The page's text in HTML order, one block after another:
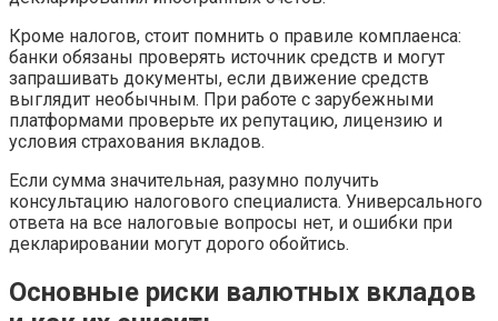
Кроме налогов, стоит помнить о правиле комплаенса:
банки обязаны проверять источник средств и могут
запрашивать документы, если движение средств
выглядит необычным. При работе с зарубежными
платформами проверьте их репутацию, лицензию и
условия страхования вкладов.
Если сумма значительная, разумно получить
консультацию налогового специалиста. Универсального
ответа на все налоговые вопросы нет, и ошибки при
декларировании могут дорого обойтись.
Основные риски валютных вкладов